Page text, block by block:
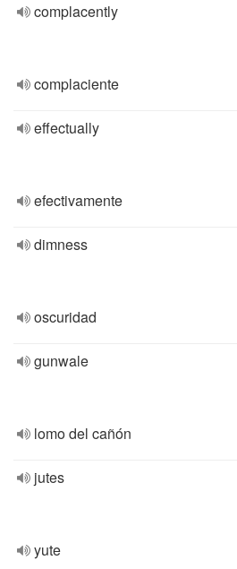
complacently
complaciente
effectually
efectivamente
dimness
oscuridad
gunwale
lomo del cañón
jutes
yute